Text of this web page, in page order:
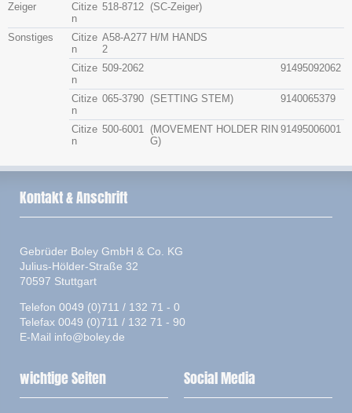
Zeiger
Citize
n
518-8712 (SC-Zeiger)
Sonstiges
Citize
n
A58-A277
2
H/M HANDS
Citize
n
509-2062 91495092062
Citize
n
065-3790 (SETTING STEM) 9140065379
Citize
n
500-6001 (MOVEMENT HOLDER RIN
G)
91495006001
Kontakt & Anschrift
Gebrüder Boley GmbH & Co. KG
Julius-Hölder-Straße 32
70597 Stuttgart
Telefon 0049 (0)711 / 132 71 - 0
Telefax 0049 (0)711 / 132 71 - 90
E-Mail info@boley.de
wichtige Seiten Social Media